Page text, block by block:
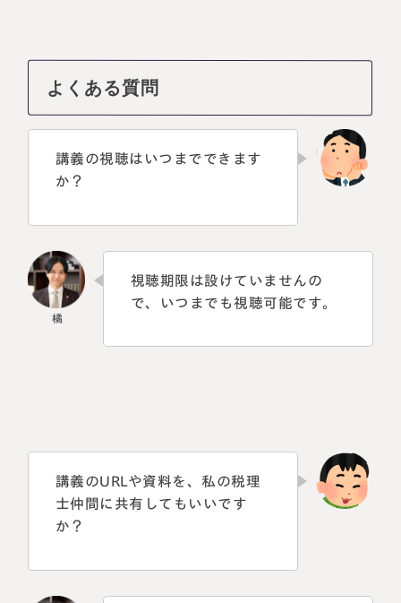
よくある質問
講義の視聴はいつまでできます
か？
視聴期限は設けていませんの
で、いつまでも視聴可能です。
講義のURLや資料を、私の税理
士仲間に共有してもいいです
か？